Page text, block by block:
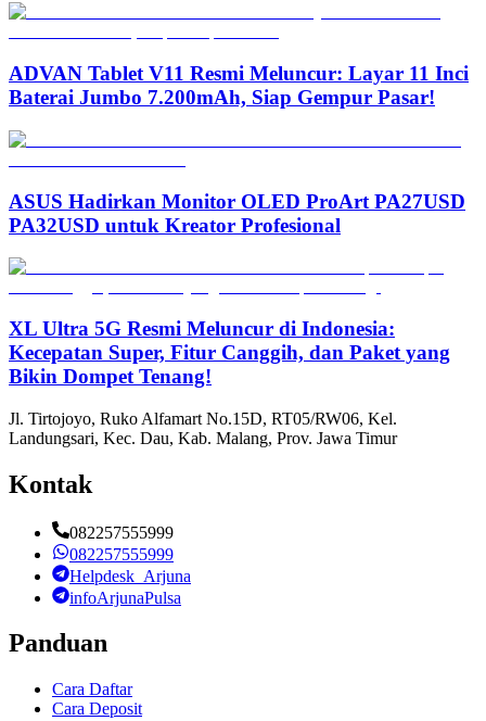
ADVAN Tablet V11 Resmi Meluncur: Layar 11 Inci
Baterai Jumbo 7.200mAh, Siap Gempur Pasar!
ASUS Hadirkan Monitor OLED ProArt PA27USD
PA32USD untuk Kreator Profesional
XL Ultra 5G Resmi Meluncur di Indonesia:
Kecepatan Super, Fitur Canggih, dan Paket yang
Bikin Dompet Tenang!
Jl. Tirtojoyo, Ruko Alfamart No.15D, RT05/RW06, Kel.
Landungsari, Kec. Dau, Kab. Malang, Prov. Jawa Timur
Kontak
082257555999
082257555999
Helpdesk_Arjuna
infoArjunaPulsa
Panduan
Cara Daftar
Cara Deposit